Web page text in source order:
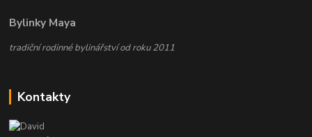
Bylinky Maya
tradiční rodinné bylinářství od roku 2011
Kontakty